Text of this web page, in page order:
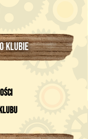
KLUBIE